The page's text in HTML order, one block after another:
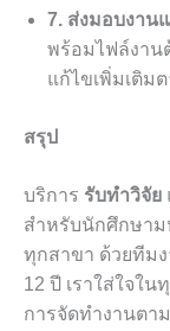
7. ส่งมอบงาน
พร้อมไฟล์งาน
แก้ไขเพิ่มเติม
สรุป
บริการ รับทำวิจัย
สำหรับนักศึกษา
ทุกสาขา ด้วยทีม
12 ปี เราใส่ใจใ
การจัดทำงานตา